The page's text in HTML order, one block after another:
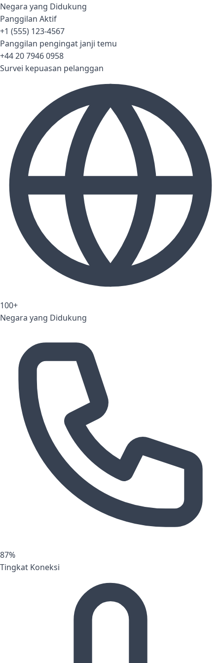
Negara yang Didukung
Panggilan Aktif
+1 (555) 123-4567
Panggilan pengingat janji temu
+44 20 7946 0958
Survei kepuasan pelanggan
100+
Negara yang Didukung
87%
Tingkat Koneksi